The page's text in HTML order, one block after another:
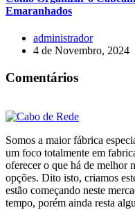
Emaranhados
administrador
4 de Novembro, 2024
Comentários
Somos a maior fábrica
um foco totalmente em
oferecer o que há de melhor
opções. Dito isto, criamos
estão começando neste
tempo, porém ainda resta